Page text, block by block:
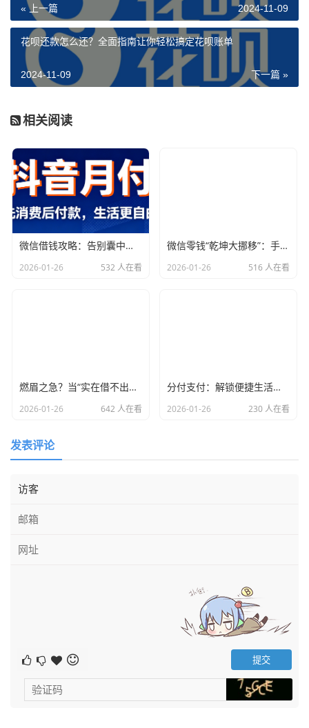
的还款压力。分期后的还款金额会相对较低，而且还款期限
灵活，可以根据自己的实际情况选择适合的还款期数。如果
你暂时无法按时还款，某些情况下，花呗还允许用户申请延
期，还款时间可以适度延后几天。
解决之道。如果一再拖延还款，逾期费用会逐渐累积，因此
二、合理调整消费行为，控制债务增长
你的欠款积压。为了避免陷入花呗还不上款的困境，建议你
对自己的消费行为进行合理调整。一方面，了解自己的偿还
可以尝试将大宗消费分期付款或者选择其他更灵活的信用工
具来代替花呗，降低单一债务平台的依赖，避免过多的债务
三、探索其他贷款渠道进行债务整合
如果你已经陷入了较为严重的欠款困境，考虑债务整合或借
资金，用来归还花呗欠款。这样做的好处在于，你可以通过
不过需要注意的是，选择这种方式时，一定要评估好自己的
还款能力。若再次无法按时还款，新的贷款将可能成为更大
的财务负担。因此，在选择债务整合时，要确保自己有能力
如果你不确定能否及时还款，最好先咨询相关的金融机构，
了解借款的利息、还款期限等详细条款，避免因缺乏了解而
« 上一篇 2024-11-09
花呗还款怎么还？全面指南让你轻松搞定花呗账单
下一篇 »
2024-11-09
相关阅读
微信借钱攻略：告别囊中羞涩，指尖上的“救命稻草”！
2026-01-26 532 人在看
微信零钱“乾坤大挪移”：手把手教你借到急需的“小金库”
2026-01-26 516 人在看
燃眉之急？当“实在借不出钱”成为现实，这些“秘密通道”或许能帮你
2026-01-26 642 人在看
分付支付：解锁便捷生活，让每一次消费都随心而欲
2026-01-26 230 人在看
发表评论